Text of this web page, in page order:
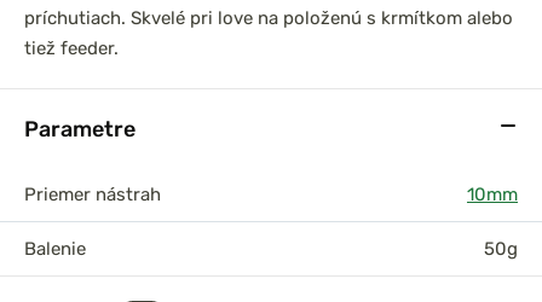
príchutiach. Skvelé pri love na položenú s krmítkom alebo
tiež feeder.
Parametre
Priemer nástrah 10mm
Balenie 50g